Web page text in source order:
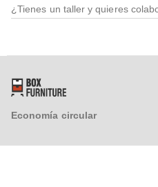
¿Tienes un taller y quieres
Economía circular